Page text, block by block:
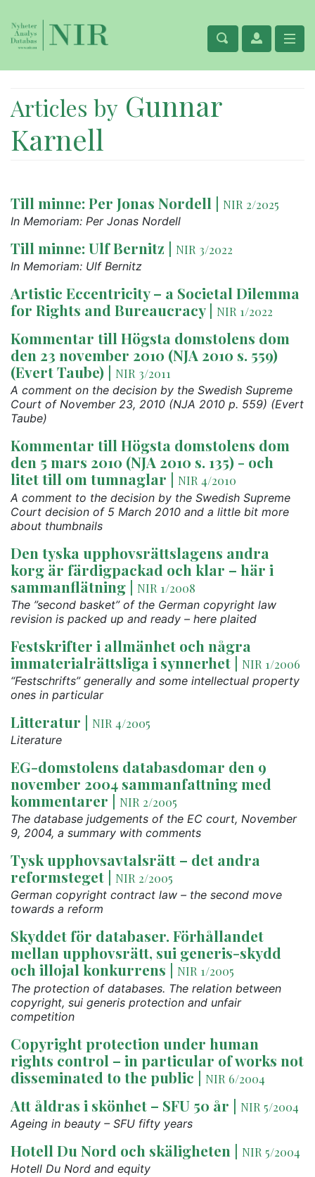
Articles by Gunnar
Karnell
Till minne: Per Jonas Nordell | NIR 2/2025
In Memoriam: Per Jonas Nordell
Till minne: Ulf Bernitz | NIR 3/2022
In Memoriam: Ulf Bernitz
Artistic Eccentricity – a Societal Dilemma
for Rights and Bureaucracy| NIR 1/2022
Kommentar till Högsta domstolens dom
den 23 november 2010 (NJA 2010 s. 559)
(Evert Taube) | NIR 3/2011
A comment on the decision by the Swedish Supreme
Court of November 23, 2010 (NJA 2010 p. 559) (Evert
Taube)
Kommentar till Högsta domstolens dom
den 5 mars 2010 (NJA 2010 s. 135) - och
litet till om tumnaglar | NIR 4/2010
A comment to the decision by the Swedish Supreme
Court decision of 5 March 2010 and a little bit more
about thumbnails
Den tyska upphovsrättslagens andra
korg är färdigpackad och klar – här i
sammanflätning | NIR 1/2008
The ”second basket” of the German copyright law
revision is packed up and ready – here plaited
Festskrifter i allmänhet och några
immaterialrättsliga i synnerhet | NIR 1/2006
“Festschrifts” generally and some intellectual property
ones in particular
Litteratur | NIR 4/2005
Literature
EG-domstolens databasdomar den 9
november 2004 sammanfattning med
kommentarer | NIR 2/2005
The database judgements of the EC court, November
9, 2004, a summary with comments
Tysk upphovsavtalsrätt – det andra
reformsteget | NIR 2/2005
German copyright contract law – the second move
towards a reform
Skyddet för databaser. Förhållandet
mellan upphovsrätt, sui generis-skydd
och illojal konkurrens | NIR 1/2005
The protection of databases. The relation between
copyright, sui generis protection and unfair
competition
Copyright protection under human
rights control – in particular of works not
disseminated to the public | NIR 6/2004
Att åldras i skönhet – SFU 50 år | NIR 5/2004
Ageing in beauty – SFU fifty years
Hotell Du Nord och skäligheten | NIR 5/2004
Hotell Du Nord and equity